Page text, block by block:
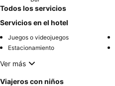
Todos los servicios
Servicios en el hotel
Juegos o videojuegos
Estacionamiento
Ver más
Viajeros con niños